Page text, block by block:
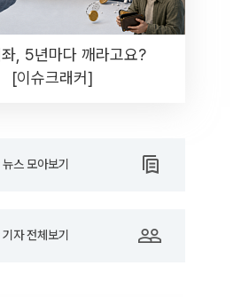
, 5년마다 깨라고요?
[이슈크래커]
스 모아보기
자 전체보기